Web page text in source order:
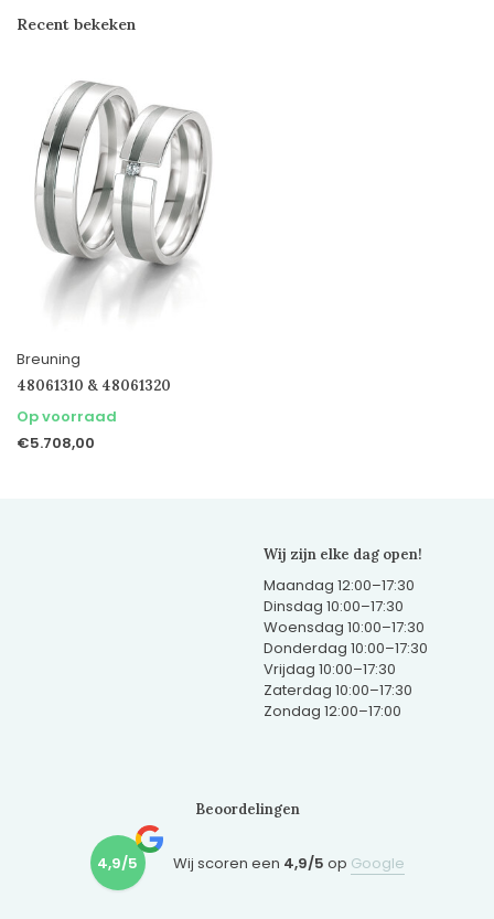
Recent bekeken
Breuning
48061310 & 48061320
Op voorraad
€5.708,00
Wij zijn elke dag open!
Maandag 12:00–17:30
Dinsdag 10:00–17:30
Woensdag 10:00–17:30
Donderdag 10:00–17:30
Vrijdag 10:00–17:30
Zaterdag 10:00–17:30
Zondag 12:00–17:00
Beoordelingen
4,9/5 Wij scoren een 4,9/5 op Google